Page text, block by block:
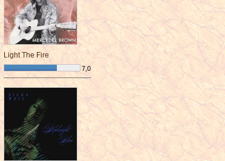
Light The Fire
7,0
¯¯¯¯¯¯¯¯¯¯¯¯¯¯¯¯¯¯¯¯¯¯¯¯